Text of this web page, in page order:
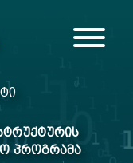
ᲞᲠᲝᲒᲠᲐᲛᲐ